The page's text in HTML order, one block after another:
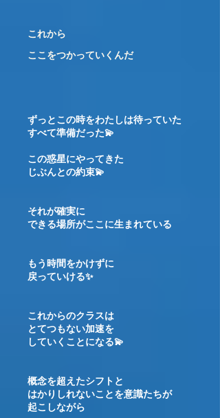
これから
ここをつかっていくんだ
ずっとこの時をわたしは待っていた
すべて準備だった💫
この惑星にやってきた
じぶんとの約束💫
それが確実に
できる場所がここに生まれている
もう時間をかけずに
戻っていける✨
これからのクラスは
とてつもない加速を
していくことになる💫
概念を超えたシフトと
はかりしれないことを意識たちが
起こしながら